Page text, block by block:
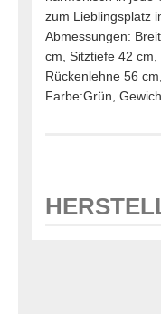
zum Lieblingsplatz
Abmessungen:
cm, Sitztiefe 42
Rückenlehne 56
Farbe:Grün,